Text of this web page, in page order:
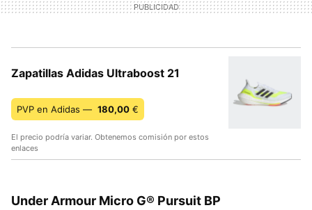
Zapatillas Adidas Ultraboost 21
PVP en Adidas — 180,00 €
El precio podría variar. Obtenemos comisión por estos
enlaces
Under Armour Micro G® Pursuit BP